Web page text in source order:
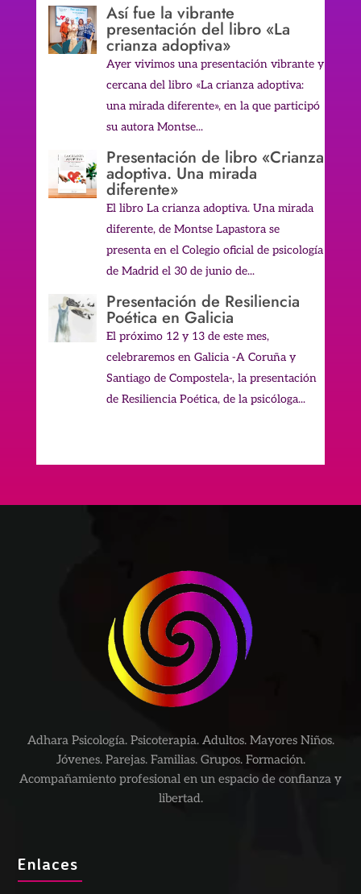
Así fue la vibrante
presentación del libro «La
crianza adoptiva»
Ayer vivimos una presentación vibrante y
cercana del libro «La crianza adoptiva:
una mirada diferente», en la que participó
su autora Montse...
Presentación de libro «Crianza
adoptiva. Una mirada
diferente»
El libro La crianza adoptiva. Una mirada
diferente, de Montse Lapastora se
presenta en el Colegio oficial de psicología
de Madrid el 30 de junio de...
Presentación de Resiliencia
Poética en Galicia
El próximo 12 y 13 de este mes,
celebraremos en Galicia -A Coruña y
Santiago de Compostela-, la presentación
de Resiliencia Poética, de la psicóloga...
Adhara Psicología. Psicoterapia. Adultos. Mayores Niños.
Jóvenes. Parejas. Familias. Grupos. Formación.
Acompañamiento profesional en un espacio de confianza y
libertad.
Enlaces